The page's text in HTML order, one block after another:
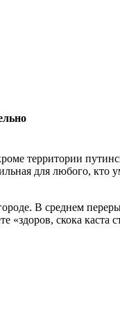
территории
для любого, кто
В среднем
скока каста